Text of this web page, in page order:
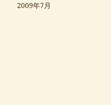
2009年7月